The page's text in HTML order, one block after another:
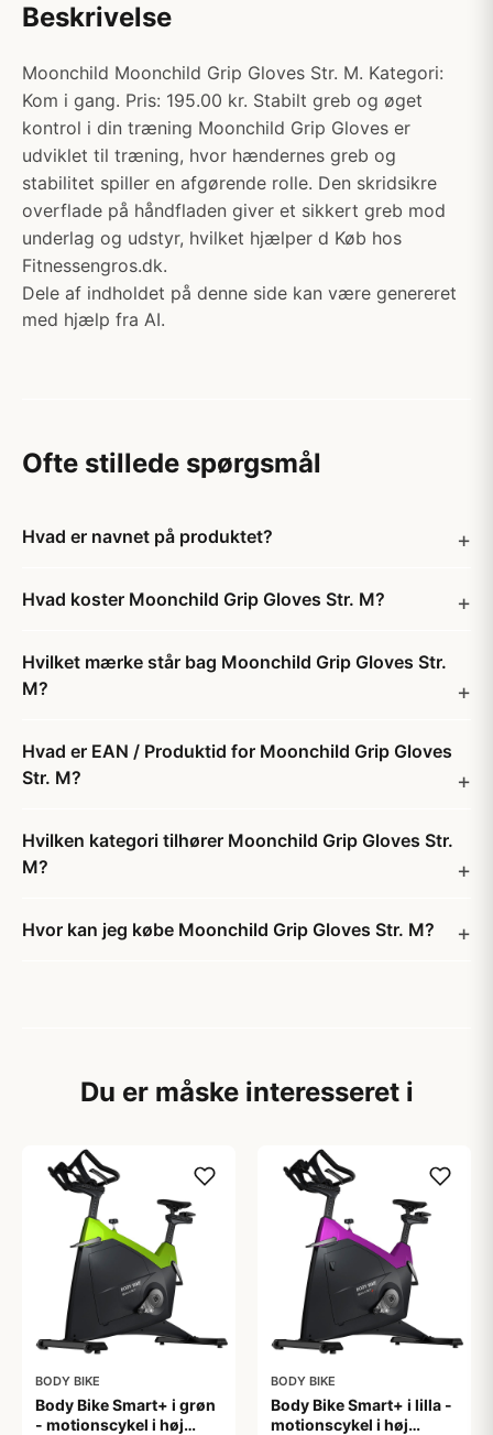
Beskrivelse
Moonchild Moonchild Grip Gloves Str. M. Kategori:
Kom i gang. Pris: 195.00 kr. Stabilt greb og øget
kontrol i din træning Moonchild Grip Gloves er
udviklet til træning, hvor hændernes greb og
stabilitet spiller en afgørende rolle. Den skridsikre
overflade på håndfladen giver et sikkert greb mod
underlag og udstyr, hvilket hjælper d Køb hos
Fitnessengros.dk.
Dele af indholdet på denne side kan være genereret
med hjælp fra AI.
Ofte stillede spørgsmål
Hvad er navnet på produktet?
Hvad koster Moonchild Grip Gloves Str. M?
Hvilket mærke står bag Moonchild Grip Gloves Str.
M?
Hvad er EAN / Produktid for Moonchild Grip Gloves
Str. M?
Hvilken kategori tilhører Moonchild Grip Gloves Str.
M?
Hvor kan jeg købe Moonchild Grip Gloves Str. M?
Du er måske interesseret i
BODY BIKE
Body Bike Smart+ i grøn
- motionscykel i høj
BODY BIKE
Body Bike Smart+ i lilla -
motionscykel i høj